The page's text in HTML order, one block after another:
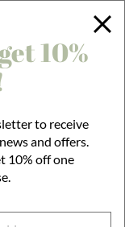
10%
to receive
and offers.
10% off one